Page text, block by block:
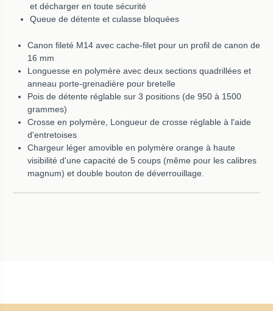
et décharger en toute sécurité
Queue de détente et culasse bloquées
Canon fileté M14 avec cache-filet pour un profil de canon de
16 mm
Longuesse en polymère avec deux sections quadrillées et
anneau porte-grenadière pour bretelle
Pois de détente réglable sur 3 positions (de 950 à 1500
grammes)
Crosse en polymère, Longueur de crosse réglable à l'aide
d'entretoises
Chargeur léger amovible en polymère orange à haute
visibilité d'une capacité de 5 coups (même pour les calibres
magnum) et double bouton de déverrouillage.